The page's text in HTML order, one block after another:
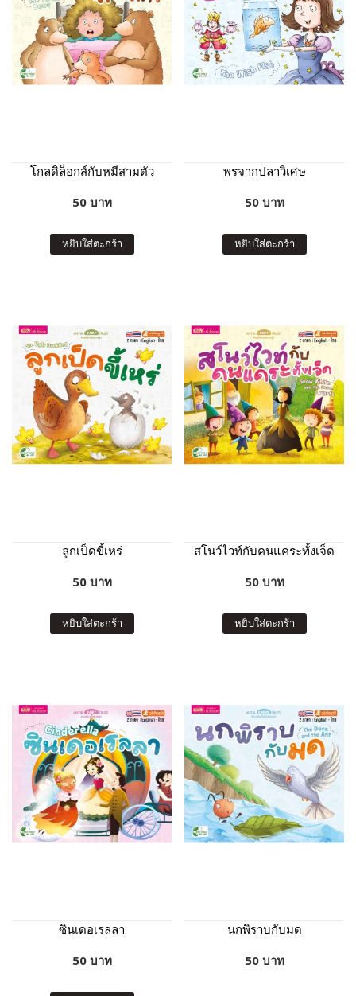
โกลดิล็อกส์กับหมีสามตัว
50 บาท
หยิบใส่ตะกร้า
พรจากปลาวิเศษ
50 บาท
หยิบใส่ตะกร้า
ลูกเป็ดขี้เหร่
50 บาท
หยิบใส่ตะกร้า
สโนว์ไวท์กับคนแคระทั้งเจ็ด
50 บาท
หยิบใส่ตะกร้า
ซินเดอเรลลา
50 บาท
นกพิราบกับมด
50 บาท